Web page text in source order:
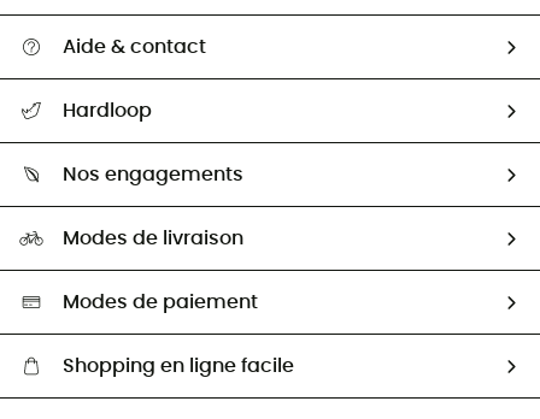
Aide & contact
Guide des tailles
Seconde Main
Aide & Contact
Hardloop
HardGuides
Nos engagements
Sélection éco-responsable
Modes de livraison
Modes de paiement
Shopping en ligne facile